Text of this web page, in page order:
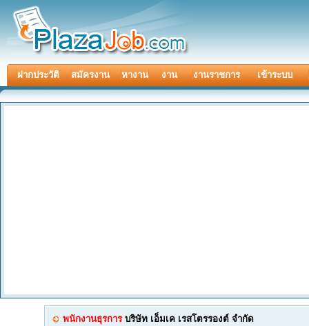
ฝากประวัติ สมัครงาน หางาน งาน งานราชการ เข้าระบบ
พนักงานธุรการบริษัท เอ็มเค เรสโตรรองต์ จำกัด